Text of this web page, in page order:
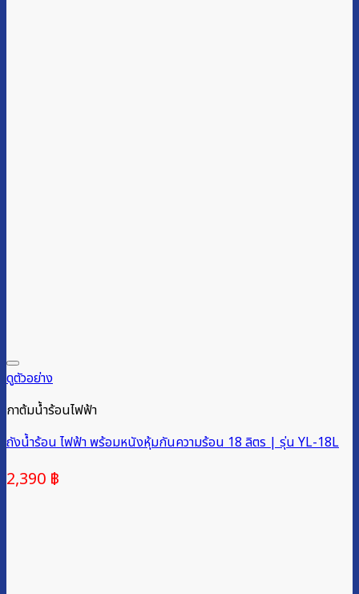
ดูตัวอย่าง
กาต้มน้ำร้อนไฟฟ้า
ถังน้ำร้อน ไฟฟ้า พร้อมหนังหุ้มกันความร้อน 18 ลิตร | รุ่น YL-18L
2,390 ฿